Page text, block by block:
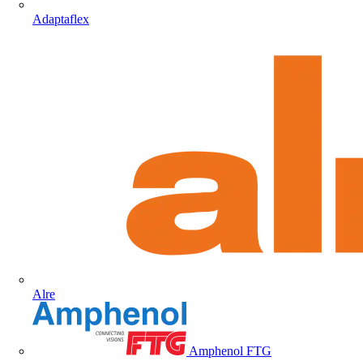
Adaptaflex
Alre
Amphenol FTG